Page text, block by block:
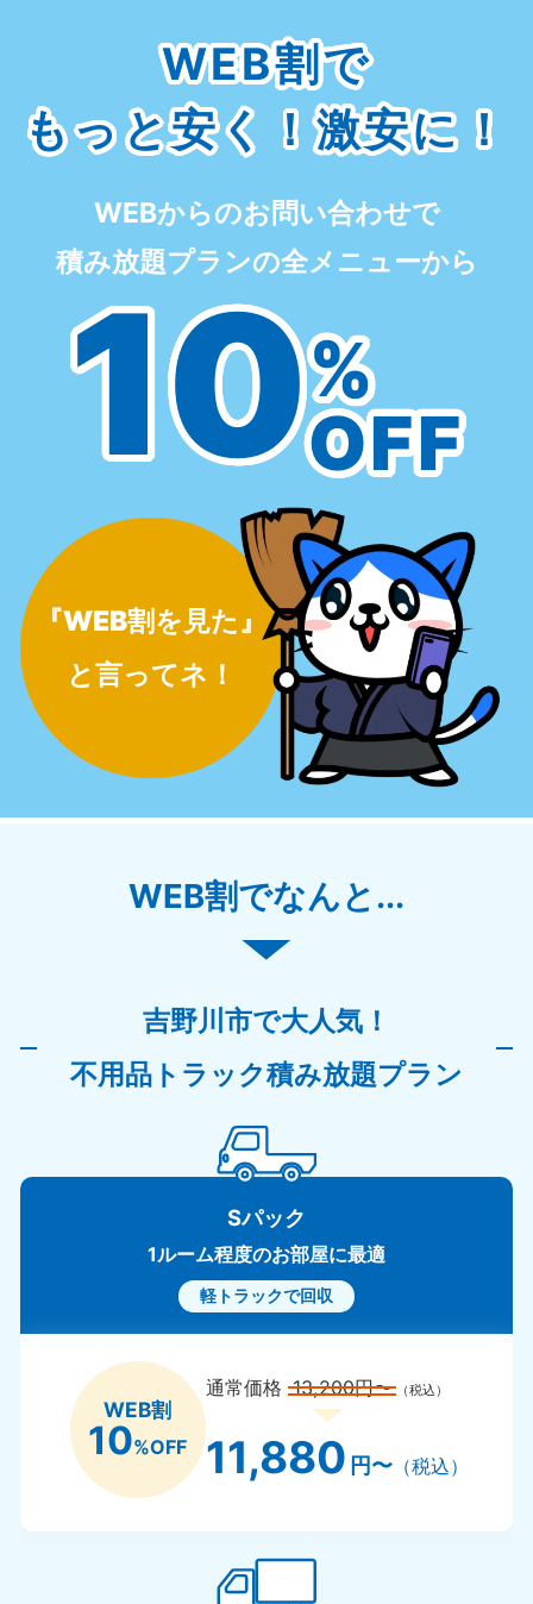
WEB割で
もっと安く！激安に！
WEBからのお問い合わせで
積み放題プランの全メニューから
10%
OFF
『WEB割を見た』
と言ってネ！
WEB割でなんと...
吉野川市で大人気！
不用品トラック積み放題プラン
Sパック
1ルーム程度のお部屋に最適
軽トラックで回収
WEB割
10%OFF
通常価格13,200円〜 （税込）
11,880 円〜（税込）